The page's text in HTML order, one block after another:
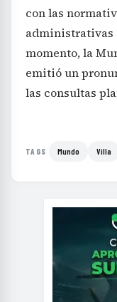
momento, la
emitió un
las consultas